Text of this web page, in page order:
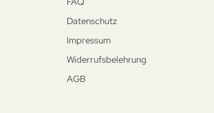
Datenschutz
Impressum
Widerrufsbelehrung
AGB